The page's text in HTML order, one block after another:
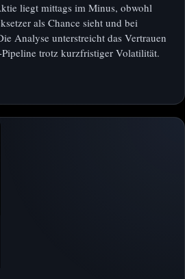
liegt mittags im Minus, obwohl
als Chance sieht und bei
Analyse unterstreicht das Vertrauen
trotz kurzfristiger Volatilität.